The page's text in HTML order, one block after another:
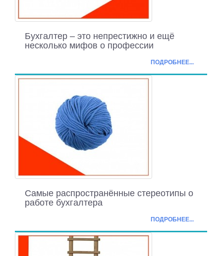
Бухгалтер – это непрестижно и ещё
несколько мифов о профессии
ПОДРОБНЕЕ...
Самые распространённые стереотипы о
работе бухгалтера
ПОДРОБНЕЕ...